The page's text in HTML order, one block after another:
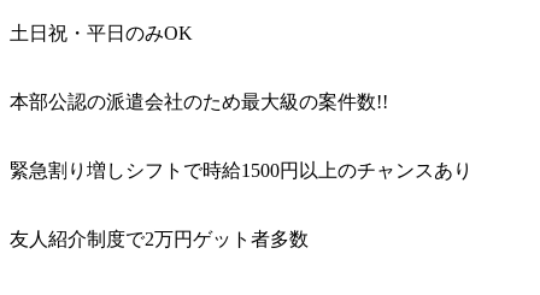
土日祝・平日のみOK
本部公認の派遣会社のため最大級の案件数!!
緊急割り増しシフトで時給1500円以上のチャンスあり
友人紹介制度で2万円ゲット者多数